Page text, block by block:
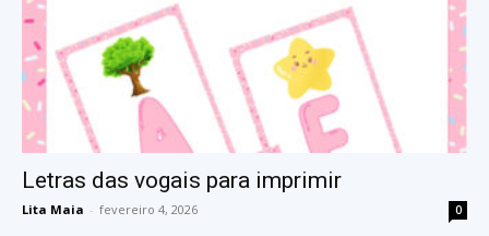
Letras das vogais para imprimir
Lita Maia - fevereiro 4, 2026 0